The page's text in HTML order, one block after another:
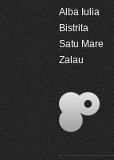
Alba Iulia
Bistrita
Satu Mare
Zalau